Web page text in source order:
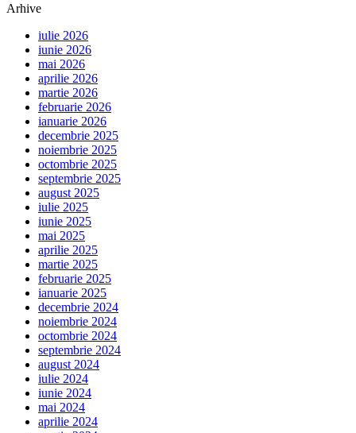
Arhive
iulie 2026
iunie 2026
mai 2026
aprilie 2026
martie 2026
februarie 2026
ianuarie 2026
decembrie 2025
noiembrie 2025
octombrie 2025
septembrie 2025
august 2025
iulie 2025
iunie 2025
mai 2025
aprilie 2025
martie 2025
februarie 2025
ianuarie 2025
decembrie 2024
noiembrie 2024
octombrie 2024
septembrie 2024
august 2024
iulie 2024
iunie 2024
mai 2024
aprilie 2024